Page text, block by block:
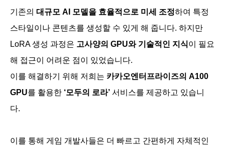
기존의 대규모 AI 모델을 효율적으로 미세 조정하여 특정
스타일이나 콘텐츠를 생성할 수 있게 해 줍니다. 하지만
LoRA 생성 과정은 고사양의 GPU와 기술적인 지식이 필요
해 접근이 어려운 점이 있었습니다.
이를 해결하기 위해 저희는 카카오엔터프라이즈의 A100
GPU를 활용한 ‘모두의 로라’ 서비스를 제공하고 있습니
다.
이를 통해 게임 개발사들은 더 빠르고 간편하게 자체적인